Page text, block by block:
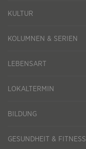
KULTUR
KOLUMNEN & SERIEN
LEBENSART
LOKALTERMIN
BILDUNG
GESUNDHEIT & FITNESS